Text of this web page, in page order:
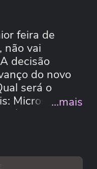
feira de
não vai
decisão
do novo
será o
Microsoft
técnicas do
...mais